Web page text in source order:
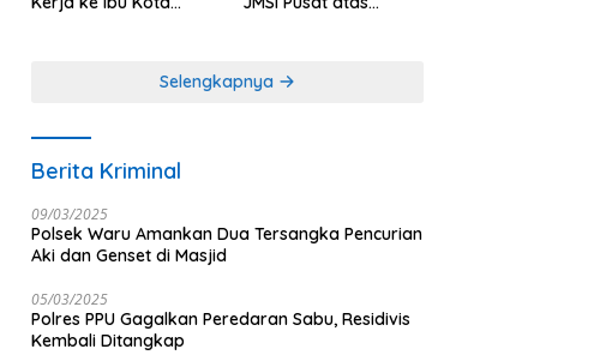
Jurnalistik
Selengkapnya
Berita Kriminal
09/03/2025
Polsek Waru Amankan Dua Tersangka Pencurian
Aki dan Genset di Masjid
05/03/2025
Polres PPU Gagalkan Peredaran Sabu, Residivis
Kembali Ditangkap